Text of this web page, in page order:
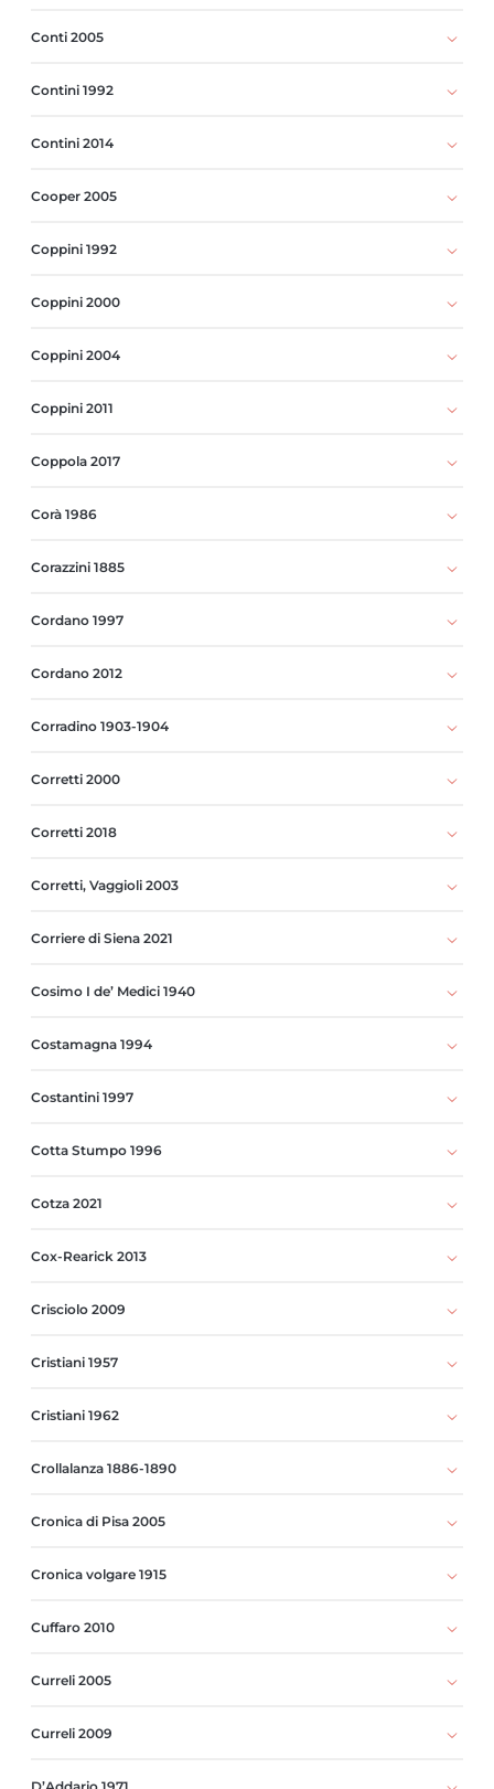
Conti 2005
Contini 1992
Contini 2014
Cooper 2005
Coppini 1992
Coppini 2000
Coppini 2004
Coppini 2011
Coppola 2017
Corà 1986
Corazzini 1885
Cordano 1997
Cordano 2012
Corradino 1903-1904
Corretti 2000
Corretti 2018
Corretti, Vaggioli 2003
Corriere di Siena 2021
Cosimo I de’ Medici 1940
Costamagna 1994
Costantini 1997
Cotta Stumpo 1996
Cotza 2021
Cox-Rearick 2013
Crisciolo 2009
Cristiani 1957
Cristiani 1962
Crollalanza 1886-1890
Cronica di Pisa 2005
Cronica volgare 1915
Cuffaro 2010
Curreli 2005
Curreli 2009